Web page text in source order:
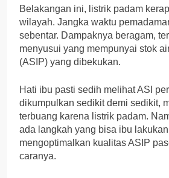
Belakangan ini, listrik padam
wilayah. Jangka waktu
sebentar. Dampaknya beragam,
menyusui yang mempunyai stok
(ASIP) yang dibekukan.
Hati ibu pasti sedih melihat ASI
dikumpulkan sedikit demi sedikit,
terbuang karena listrik padam.
ada langkah yang bisa ibu
mengoptimalkan kualitas ASIP
caranya.